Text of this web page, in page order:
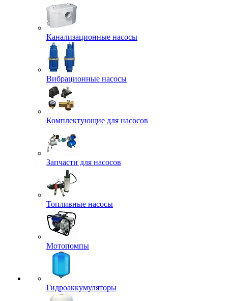
Канализационные насосы
Вибрационные насосы
Комплектующие для насосов
Запчасти для насосов
Топливные насосы
Мотопомпы
Гидроаккумуляторы